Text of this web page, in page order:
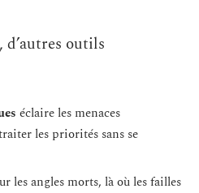
outils
éclaire les menaces
les priorités sans se
les angles morts, là où les failles